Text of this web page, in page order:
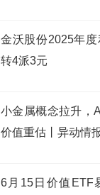
金沃股份2025年
转4派3元
小金属概念拉升，
价值重估丨异动情
6月15日价值ETF